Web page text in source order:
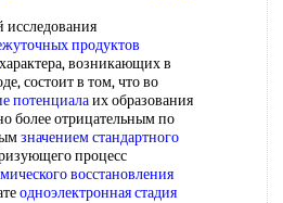
продуктов
характера, возникающих в
состоит в том, что во
потенциалаих образования
более отрицательным по
значением стандартного
процесс
восстановления
одноэлектроннаястадия